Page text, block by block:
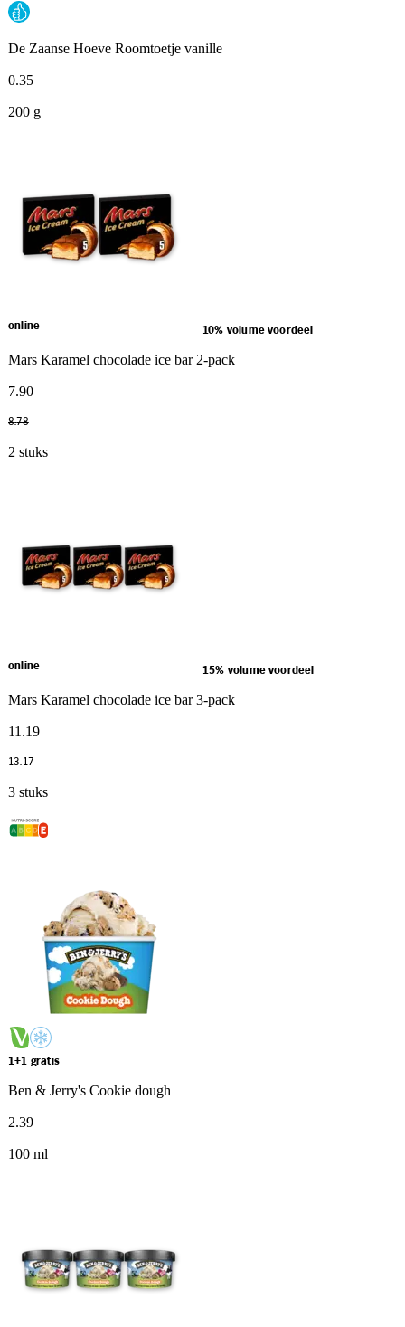
De Zaanse Hoeve Roomtoetje vanille
0.35
200 g
online 10% volume voordeel
Mars Karamel chocolade ice bar 2-pack
7.90
8.78
2 stuks
online 15% volume voordeel
Mars Karamel chocolade ice bar 3-pack
11 .19
13.17
3 stuks
1+1 gratis
Ben & Jerry's Cookie dough
2.39
100 ml